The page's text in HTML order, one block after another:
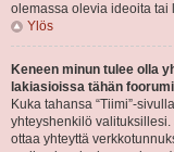
olemassa olevia ideoita tai
Ylös
Keneen minun tulee olla
lakiasioissa tähän
Kuka tahansa “Tiimi”-
yhteyshenkilö
ottaa yhteyttä